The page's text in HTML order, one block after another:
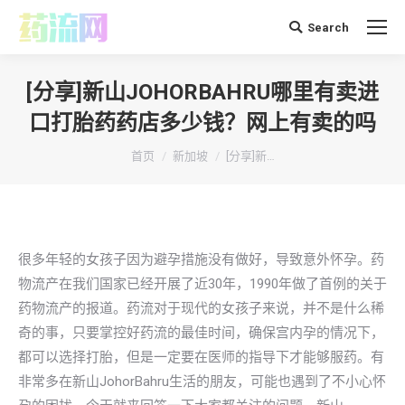
搜 Search
[分享]新山JOHORBAHRU哪里有卖进
口打胎药药店多少钱？网上有卖的吗
你在这里：
首页 新加坡 [分享]新…
很多年轻的女孩子因为避孕措施没有做好，导致意外怀孕。药
物流产在我们国家已经开展了近30年，1990年做了首例的关于
药物流产的报道。药流对于现代的女孩子来说，并不是什么稀
奇的事，只要掌控好药流的最佳时间，确保宫内孕的情况下，
都可以选择打胎，但是一定要在医师的指导下才能够服药。有
非常多在新山JohorBahru生活的朋友，可能也遇到了不小心怀